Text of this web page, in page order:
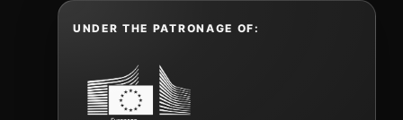
UNDER THE PATRONAGE OF: